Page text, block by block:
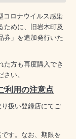
コロナウイルス感染
ために、旧岩木町及
券」を追加発行いた
方も再度購入でき
い。
利用の注意点
扱い登録店にてご
です。なお、期限を